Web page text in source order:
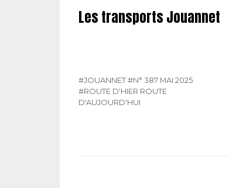
Les transports Jouannet
#JOUANNET#N° 387 MAI 2025
#ROUTE D'HIER ROUTE
D'AUJOURD'HUI